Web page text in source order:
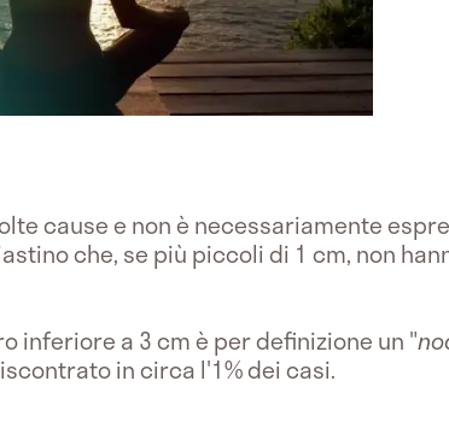
cause e non è necessariamente
che, se più piccoli di 1 cm, non
inferiore a 3 cm è per definizione un "
in circa l'1% dei casi.